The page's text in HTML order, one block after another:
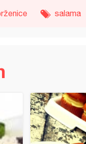
salama